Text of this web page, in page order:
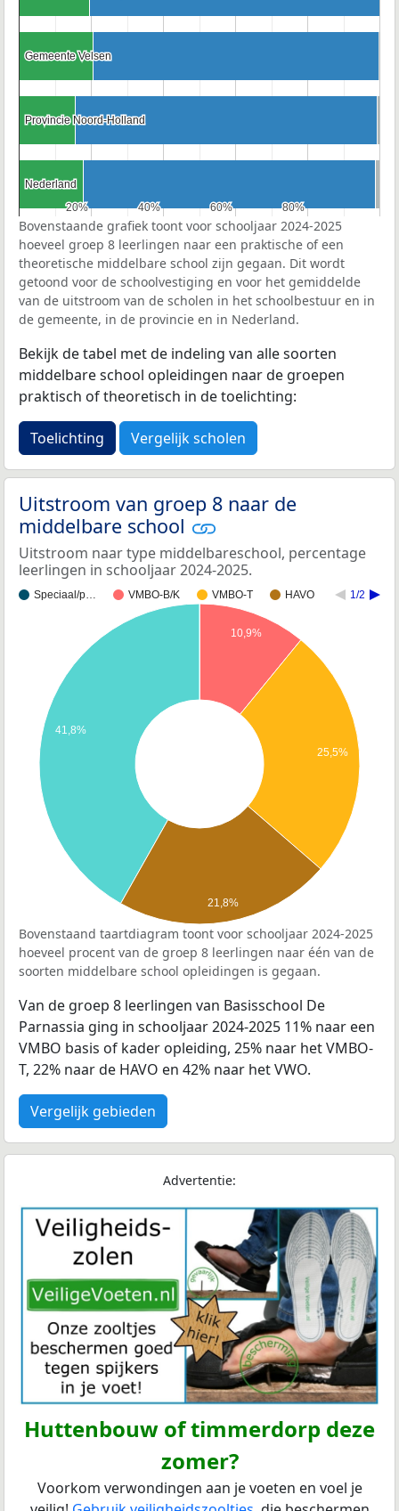
20%
20% 40%
40% 60%
60% 80%
80%
Gemeente Velsen
Gemeente Velsen
Provincie Noord-Holland
Provincie Noord-Holland
Nederland
Nederland
Bovenstaande grafiek toont voor schooljaar 2024-2025
hoeveel groep 8 leerlingen naar een praktische of een
theoretische middelbare school zijn gegaan. Dit wordt
getoond voor de schoolvestiging en voor het gemiddelde
van de uitstroom van de scholen in het schoolbestuur en in
de gemeente, in de provincie en in Nederland.
Bekijk de tabel met de indeling van alle soorten
middelbare school opleidingen naar de groepen
praktisch of theoretisch in de toelichting:
Toelichting Vergelijk scholen
Uitstroom van groep 8 naar de
middelbare school
Uitstroom naar type middelbareschool, percentage
leerlingen in schooljaar 2024-2025.
Speciaal/p… VMBO-B/K VMBO-T HAVO 1/2
10,9%
25,5%
41,8%
21,8%
Bovenstaand taartdiagram toont voor schooljaar 2024-2025
hoeveel procent van de groep 8 leerlingen naar één van de
soorten middelbare school opleidingen is gegaan.
Van de groep 8 leerlingen van Basisschool De
Parnassia ging in schooljaar 2024-2025 11% naar een
VMBO basis of kader opleiding, 25% naar het VMBO-
T, 22% naar de HAVO en 42% naar het VWO.
Vergelijk gebieden
Advertentie:
Huttenbouw of timmerdorp deze
zomer?
Voorkom verwondingen aan je voeten en voel je